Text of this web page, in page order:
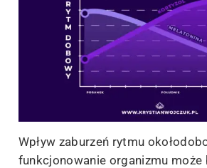
Wpływ zaburzeń rytmu
funkcjonowanie organizmu może